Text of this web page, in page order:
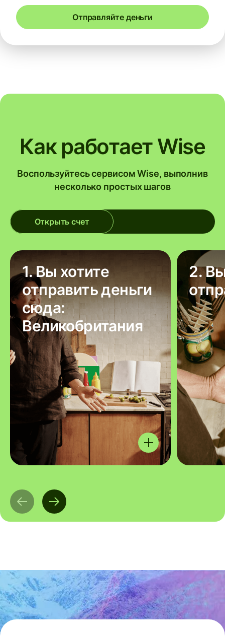
Отправляйте деньги
Как работает Wise
Воспользуйтесь сервисом Wise, выполнив
несколько простых шагов
Открыть счет
1. Вы хотите
отправить деньги
сюда:
Великобритания
2.